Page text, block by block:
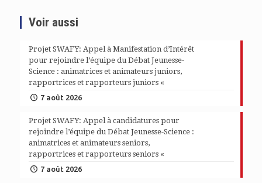
Voir aussi
Projet SWAFY: Appel à Manifestation d’Intérêt
pour rejoindre l’équipe du Débat Jeunesse-
Science : animatrices et animateurs juniors,
rapportrices et rapporteurs juniors «
7 août 2026
Projet SWAFY: Appel à candidatures pour
rejoindre l’équipe du Débat Jeunesse-Science :
animatrices et animateurs seniors,
rapportrices et rapporteurs seniors «
7 août 2026